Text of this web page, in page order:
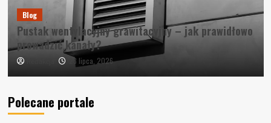
Blog
Pustak wentylacyjny grawitacyjny – jak prawidłowo
prowadzić kanały?
23 lipca, 2026
Polecane portale